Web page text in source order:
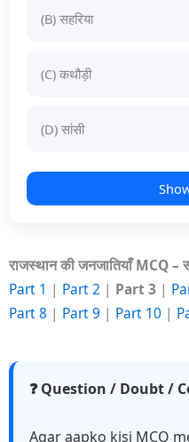
(B) सहरिया
(C) कथौड़ी
(D) सांसी
राजस्थान की जनजातियाँ MCQ –
Part 1 | Part 2 | Part 3 |
Part 8 | Part 9 | Part 10 |
❓ Question / Doubt /
Agar aapko kisi MCQ